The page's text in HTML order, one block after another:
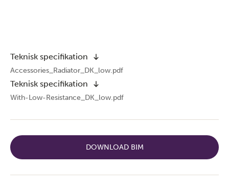
Teknisk specifikation
Accessories_Radiator_DK_low.pdf
Teknisk specifikation
With-Low-Resistance_DK_low.pdf
DOWNLOAD BIM